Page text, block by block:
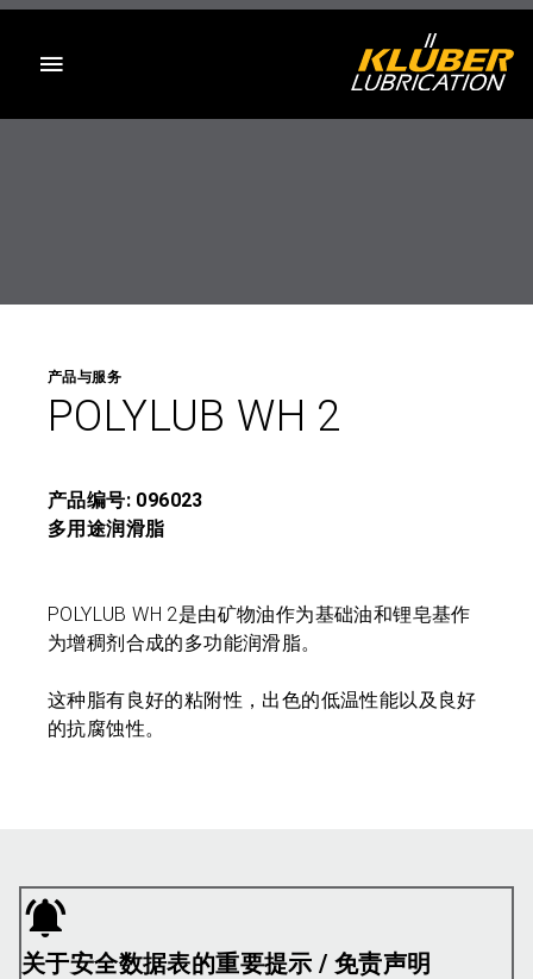
产品与服务
POLYLUB WH 2
产品编号: 096023
多用途润滑脂
POLYLUB WH 2是由矿物油作为基础油和锂皂基作
为增稠剂合成的多功能润滑脂。
这种脂有良好的粘附性，出色的低温性能以及良好
的抗腐蚀性。
关于安全数据表的重要提示 / 免责声明